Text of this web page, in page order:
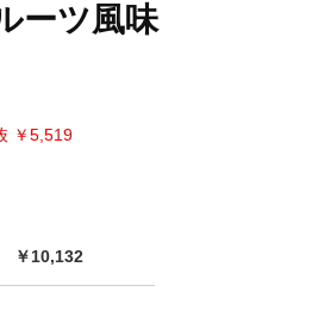
ーツ風味
￥5,519
￥10,132